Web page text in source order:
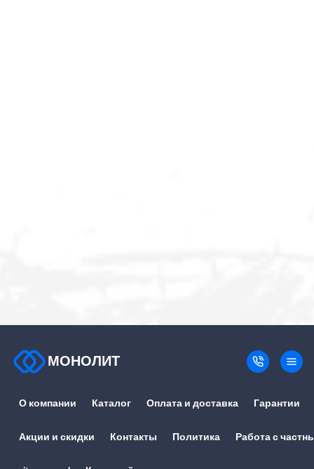
МОНОЛИТ
О компании Каталог Оплата и доставка Гарантии
Акции и скидки Контакты Политика Работа с